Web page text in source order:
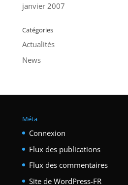
janvier 2007
Catégories
Actualités
News
Méta
Connexion
Flux des publications
Flux des commentaires
Site de WordPress-FR